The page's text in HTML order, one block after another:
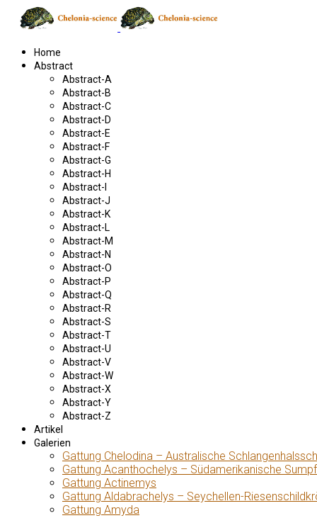
Home
Abstract
Abstract-A
Abstract-B
Abstract-C
Abstract-D
Abstract-E
Abstract-F
Abstract-G
Abstract-H
Abstract-I
Abstract-J
Abstract-K
Abstract-L
Abstract-M
Abstract-N
Abstract-O
Abstract-P
Abstract-Q
Abstract-R
Abstract-S
Abstract-T
Abstract-U
Abstract-V
Abstract-W
Abstract-X
Abstract-Y
Abstract-Z
Artikel
Galerien
Gattung Chelodina – Australische
Gattung Acanthochelys – Südamerikanische
Gattung Actinemys
Gattung Aldabrachelys – Seychellen-
Gattung Amyda